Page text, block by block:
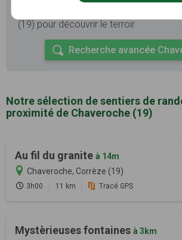
(19) pour découvrir le terroir
Recherche avancée
Notre sélection de sentiers de
proximité de Chaveroche (19)
Au fil du granite à 14m
Chaveroche, Corrèze (19)
3h00 11 km Tracé GPS
Mystèrieuses fontaines à 3km